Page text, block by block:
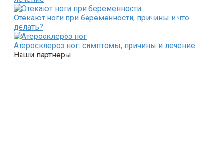
Отекают ноги при беременности, причины и что
делать?
Атеросклероз ног: симптомы, причины и лечение
Наши партнеры